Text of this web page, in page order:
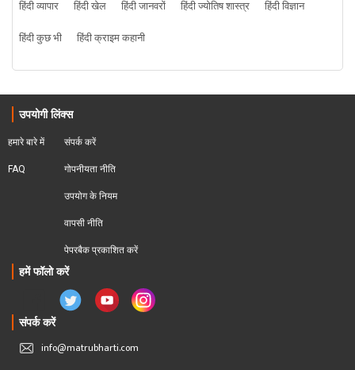
हिंदी व्यापार
हिंदी खेल हिंदी जानवरों हिंदी ज्योतिष शास्त्र
हिंदी विज्ञान
हिंदी कुछ भी
हिंदी क्राइम कहानी
उपयोगी लिंक्स
हमारे बारे में
FAQ
संपर्क करें
गोपनीयता नीति
उपयोग के नियम
वापसी नीति
पेपरबैक प्रकाशित करें
हमें फॉलो करें
संपर्क करें
info@matrubharti.com